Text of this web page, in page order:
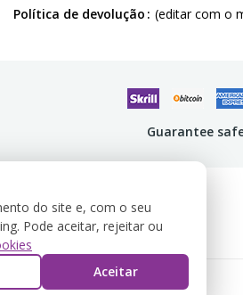
Política de devolução (editar com o
Guarantee
REVIEWS
do site e, com o seu
Pode aceitar, rejeitar ou
Aceitar